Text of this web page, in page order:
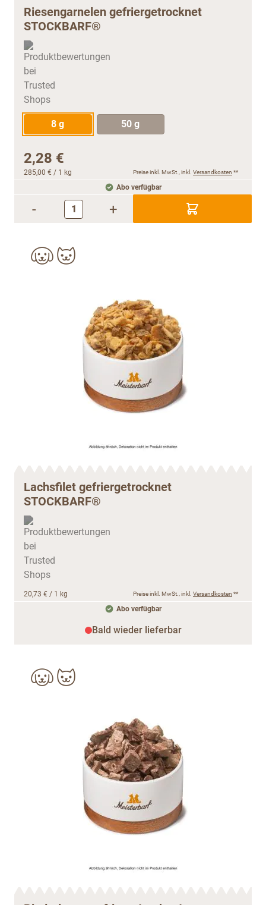
Riesengarnelen gefriergetrocknet
STOCKBARF®
8 g 50 g
2,28 €
285,00 € / 1 kg Preise inkl. MwSt., inkl. Versandkosten **
Abo verfügbar
- +
Lachsfilet gefriergetrocknet
STOCKBARF®
20,73 € / 1 kg Preise inkl. MwSt., inkl. Versandkosten **
Abo verfügbar
Bald wieder lieferbar